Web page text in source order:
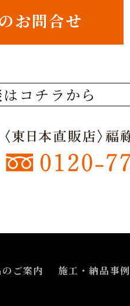
お問合せ
コチラから
ご案内 施工・納品事例